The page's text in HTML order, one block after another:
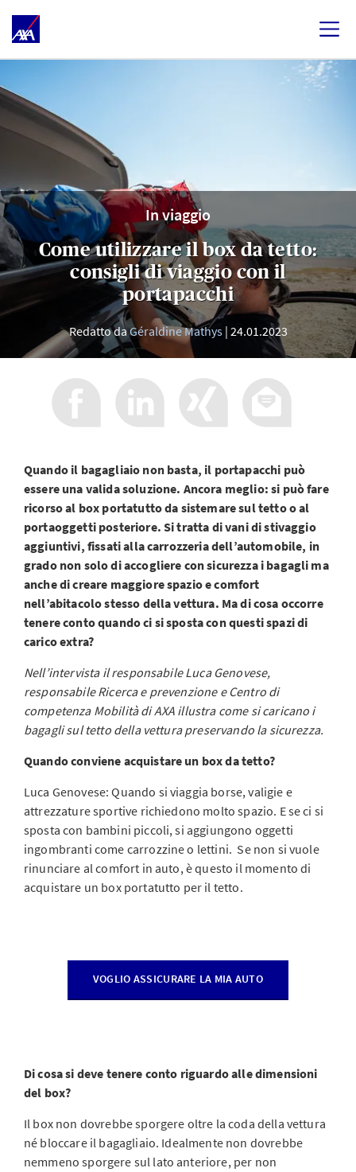
In viaggio
Come utilizzare il box da tetto:
consigli di viaggio con il
portapacchi
Redatto daGéraldine Mathys 24.01.2023
Quando il bagagliaio non basta, il portapacchi può
essere una valida soluzione. Ancora meglio: si può fare
ricorso al box portatutto da sistemare sul tetto o al
portaoggetti posteriore. Si tratta di vani di stivaggio
aggiuntivi, fissati alla carrozzeria dell’automobile, in
grado non solo di accogliere con sicurezza i bagagli ma
anche di creare maggiore spazio e comfort
nell’abitacolo stesso della vettura. Ma di cosa occorre
tenere conto quando ci si sposta con questi spazi di
carico extra?
Nell’intervista il responsabile Luca Genovese,
responsabile Ricerca e prevenzione e Centro di
competenza Mobilità di AXA illustra come si caricano i
bagagli sul tetto della vettura preservando la sicurezza.
Quando conviene acquistare un box da tetto?
Luca Genovese: Quando si viaggia borse, valigie e
attrezzature sportive richiedono molto spazio. E se ci si
sposta con bambini piccoli, si aggiungono oggetti
ingombranti come carrozzine o lettini. Se non si vuole
rinunciare al comfort in auto, è questo il momento di
acquistare un box portatutto per il tetto.
VOGLIO ASSICURARE LA MIA AUTO
Di cosa si deve tenere conto riguardo alle dimensioni
del box?
Il box non dovrebbe sporgere oltre la coda della vettura
né bloccare il bagagliaio. Idealmente non dovrebbe
nemmeno sporgere sul lato anteriore, per non